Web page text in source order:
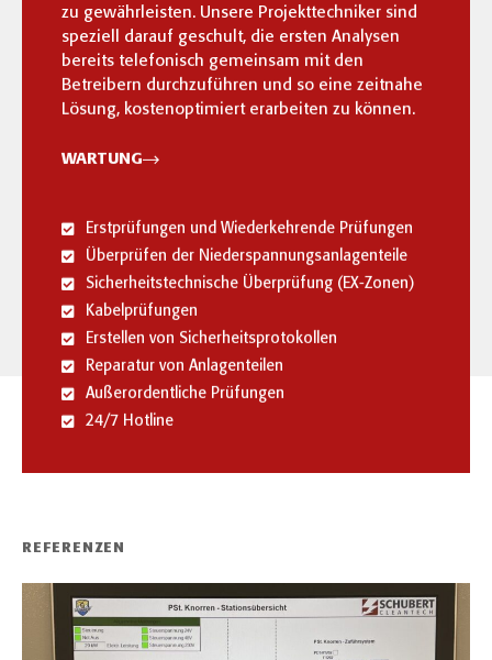
zu gewährleisten. Unsere Projekttechniker sind
speziell darauf geschult, die ersten Analysen
bereits telefonisch gemeinsam mit den
Betreibern durchzuführen und so eine zeitnahe
Lösung, kostenoptimiert erarbeiten zu können.
WARTUNG
Erstprüfungen und Wiederkehrende Prüfungen
Überprüfen der Niederspannungsanlagenteile
Sicherheitstechnische Überprüfung (EX-Zonen)
Kabelprüfungen
Erstellen von Sicherheitsprotokollen
Reparatur von Anlagenteilen
Außerordentliche Prüfungen
24/7 Hotline
REFERENZEN